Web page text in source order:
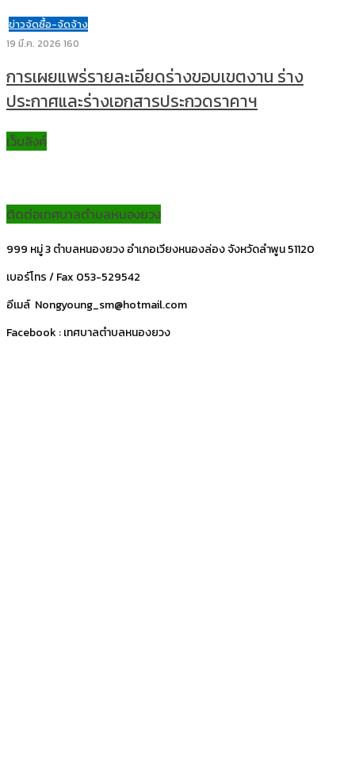
ข่าวจัดซื้อ-จัดจ้าง
19 มี.ค. 2026 160
การเผยแพร่รายละเอียดร่างขอบเขตงาน ร่าง
ประกาศและร่างเอกสารประกวดราคาฯ
เว็บลิงค์
ติดต่อเทศบาลตำบลหนองยวง
999 หมู่ 3 ตำบลหนองยวง อำเภอเวียงหนองล่อง จังหวัดลำพูน 51120
เบอร์โทร / Fax 053-529542
อีเมล์ Nongyoung_sm@hotmail.com
Facebook : เทศบาลตำบลหนองยวง